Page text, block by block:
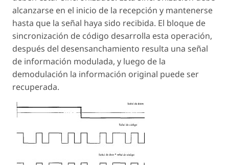
alcanzarse en el inicio de la recepción y mantenerse
hasta que la señal haya sido recibida. El bloque de
sincronización de código desarrolla esta operación,
después del desensanchamiento resulta una señal
de información modulada, y luego de la
demodulación la información original puede ser
recuperada.